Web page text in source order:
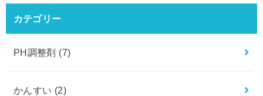
カテゴリー
PH調整剤 (7)
かんすい (2)